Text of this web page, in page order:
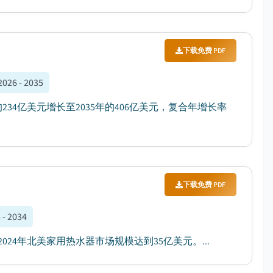
下载免费 PDF
- 2035
亿美元增长至2035年的406亿美元，复合年增长率
下载免费 PDF
2034
年北美家用热水器市场规模达到35亿美元。...